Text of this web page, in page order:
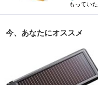
もっていた
今、あなたにオススメ